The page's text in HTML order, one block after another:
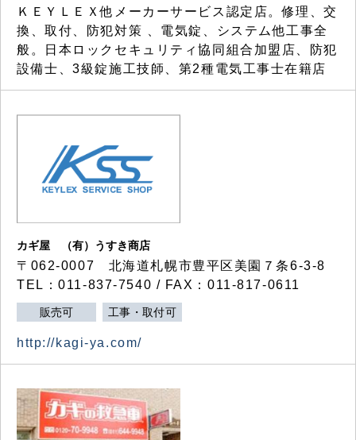
ＫＥＹＬＥＸ他メーカーサービス認定店。修理、交
換、取付、防犯対策 、電気錠、システム他工事全
般。日本ロックセキュリティ協同組合加盟店、防犯
設備士、3級錠施工技師、第2種電気工事士在籍店
カギ屋 （有）うすき商店
〒062-0007 北海道札幌市豊平区美園７条6-3-8
TEL：011-837-7540 / FAX：011-817-0611
販売可 工事・取付可
http://kagi-ya.com/